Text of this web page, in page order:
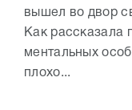
вышел во двор
Как рассказала
ментальных
плохо...